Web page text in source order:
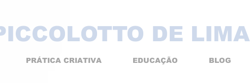
DE LIMA
PRÁTICA CRIATIVA EDUCAÇÃO BLOG